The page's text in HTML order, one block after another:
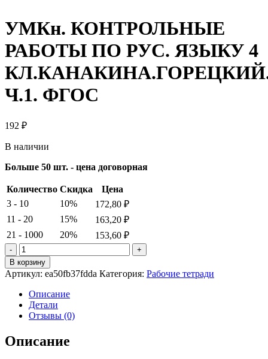
УМКн. КОНТРОЛЬНЫЕ
РАБОТЫ ПО РУС. ЯЗЫКУ 4
Ч.1. ФГОС
192 ₽
В наличии
Больше 50 шт. - цена договорная
Количество Скидка
Цена
3 - 10
10% 172,80 ₽
11 - 20
15% 163,20 ₽
21 - 1000
20% 153,60 ₽
Количество
товара
УМКн.
КОНТРОЛЬНЫЕ
РАБОТЫ
ПО
РУС.
КЛ.КАНАКИНА.ГОРЕЦКИЙ.
В корзину
Артикул: ea50fb37fdda Категория: Рабочие тетради
Описание
Детали
Отзывы (0)
Описание